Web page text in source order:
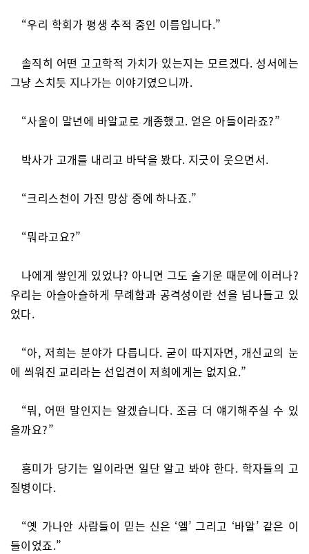
“우리 학회가 평생 추적 중인 이름입니다.”
솔직히 어떤 고고학적 가치가 있는지는 모르겠다. 성서에는
그냥 스치듯 지나가는 이야기였으니까.
“사울이 말년에 바알교로 개종했고. 얻은 아들이라죠?”
박사가 고개를 내리고 바닥을 봤다. 지긋이 웃으면서.
“크리스천이 가진 망상 중에 하나죠.”
“뭐라고요?”
나에게 쌓인게 있었나? 아니면 그도 술기운 때문에 이러나?
우리는 아슬아슬하게 무례함과 공격성이란 선을 넘나들고 있
었다.
“아, 저희는 분야가 다릅니다. 굳이 따지자면, 개신교의 눈
에 씌워진 교리라는 선입견이 저희에게는 없지요.”
“뭐, 어떤 말인지는 알겠습니다. 조금 더 얘기해주실 수 있
을까요?”
흥미가 당기는 일이라면 일단 알고 봐야 한다. 학자들의 고
질병이다.
“옛 가나안 사람들이 믿는 신은 ‘엘’ 그리고 ‘바알’ 같은 이
들이었죠.”